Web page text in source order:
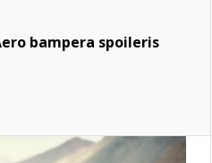
bampera spoileris